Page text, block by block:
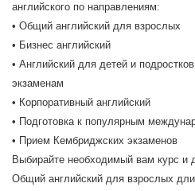
английского по направлениям:
• Общий английский для взрослых
• Бизнес английский
• Английский для детей и
экзаменам
• Корпоративный английский
• Подготовка к популярным
• Прием Кембриджских экзаменов
Выбирайте необходимый вам курс и
Общий английский для взрослых